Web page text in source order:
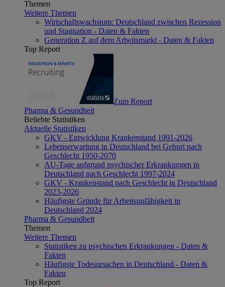
Themen
Weitere Themen
Wirtschaftswachstum: Deutschland zwischen Rezession
und Stagnation - Daten & Fakten
Generation Z auf dem Arbeitsmarkt - Daten & Fakten
Top Report
Zum Report
Pharma & Gesundheit
Beliebte Statistiken
Aktuelle Statistiken
GKV - Entwicklung Krankenstand 1991-2026
Lebenserwartung in Deutschland bei Geburt nach
Geschlecht 1950-2070
AU-Tage aufgrund psychischer Erkrankungen in
Deutschland nach Geschlecht 1997-2024
GKV - Krankenstand nach Geschlecht in Deutschland
2023-2026
Häufigste Gründe für Arbeitsunfähigkeit in
Deutschland 2024
Pharma & Gesundheit
Themen
Weitere Themen
Statistiken zu psychischen Erkrankungen - Daten &
Fakten
Häufigste Todesursachen in Deutschland - Daten &
Fakten
Top Report